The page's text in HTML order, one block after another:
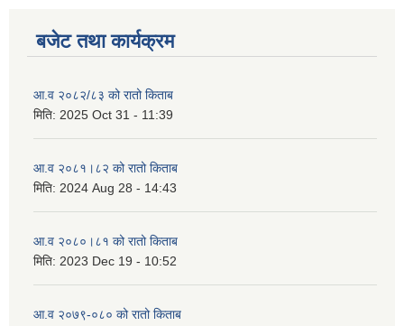
बजेट तथा कार्यक्रम
आ.व २०८२/८३ को रातो किताब
मिति: 2025 Oct 31 - 11:39
आ.व २०८१।८२ को रातो किताब
मिति: 2024 Aug 28 - 14:43
आ.व २०८०।८१ को रातो किताब
मिति: 2023 Dec 19 - 10:52
आ.व २०७९-०८० को रातो किताब